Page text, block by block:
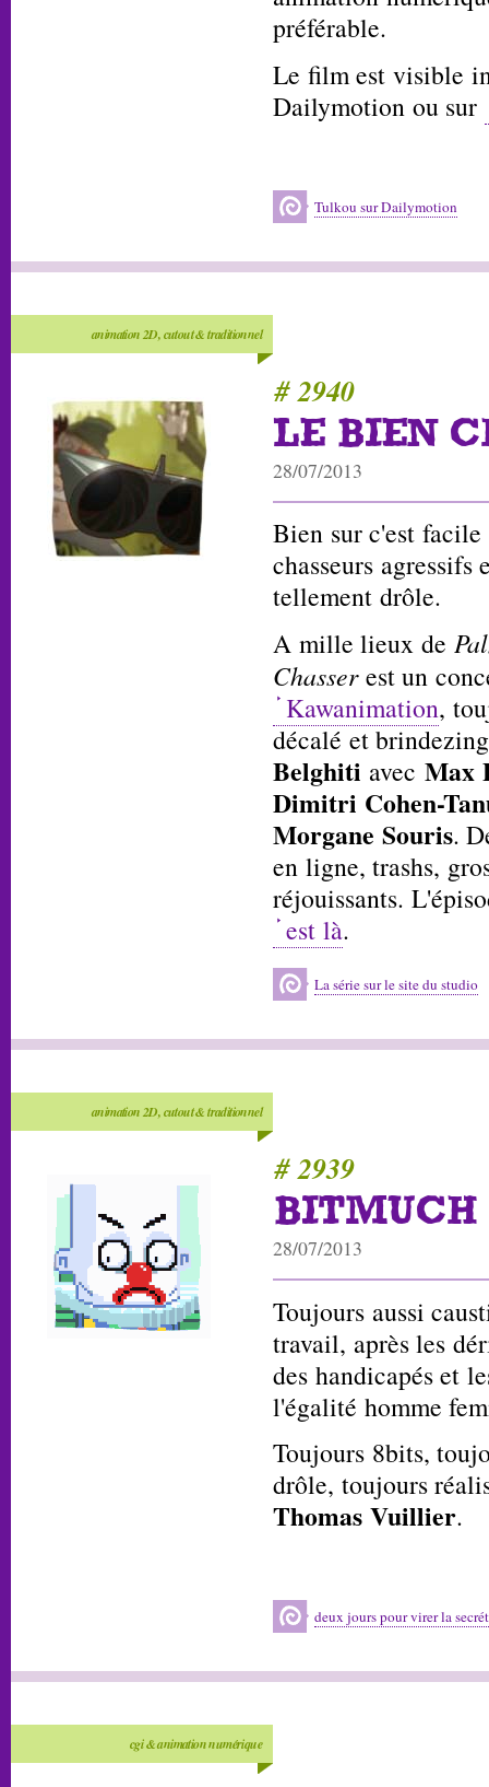
préférable.
Le film est visible
Dailymotion ou sur
Tulkou sur Dailymotion
animation 2D, cutout & traditionnel
# 2940
LE BIEN
28/07/2013
Bien sur c'est
chasseurs agressifs
tellement drôle.
A mille lieux de
Chasserest un
Kawanimation,
décalé et
Belghiti avec Max
Dimitri Cohen-
Morgane Souris.
en ligne, trashs,
réjouissants.
est là.
La série sur le site du studio
animation 2D, cutout & traditionnel
# 2939
BITMUCH
28/07/2013
Toujours aussi
travail, après les
des handicapés et
l'égalité homme
Toujours 8bits,
drôle, toujours
Thomas Vuillier.
deux jours pour virer la
cgi & animation numérique